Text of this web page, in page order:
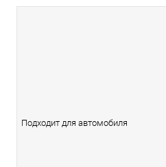
Подходит для автомобиля